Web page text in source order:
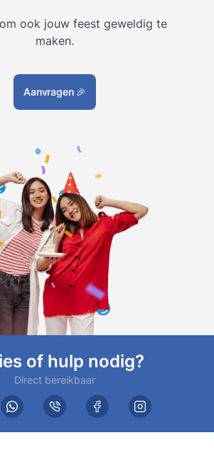
ook jouw feest geweldig te
maken.
Aanvragen 🎉
of hulp nodig?
Direct bereikbaar